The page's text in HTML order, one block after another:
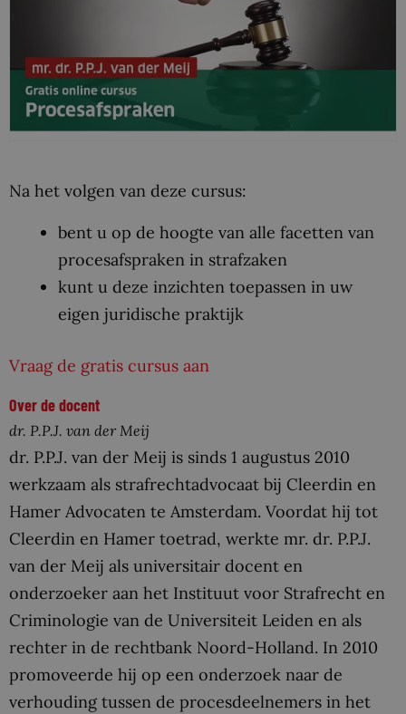
Na het volgen van deze cursus:
bent u op de hoogte van alle facetten van
procesafspraken in strafzaken
kunt u deze inzichten toepassen in uw
eigen juridische praktijk
Vraag de gratis cursus aan
Over de docent
dr. P.P.J. van der Meij
dr. P.P.J. van der Meij is sinds 1 augustus 2010
werkzaam als strafrechtadvocaat bij Cleerdin en
Hamer Advocaten te Amsterdam. Voordat hij tot
Cleerdin en Hamer toetrad, werkte mr. dr. P.P.J.
van der Meij als universitair docent en
onderzoeker aan het Instituut voor Strafrecht en
Criminologie van de Universiteit Leiden en als
rechter in de rechtbank Noord-Holland. In 2010
promoveerde hij op een onderzoek naar de
verhouding tussen de procesdeelnemers in het